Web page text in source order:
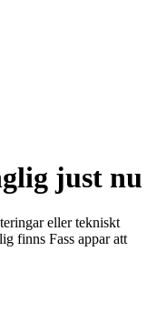
just nu
eller tekniskt
finns Fass appar att